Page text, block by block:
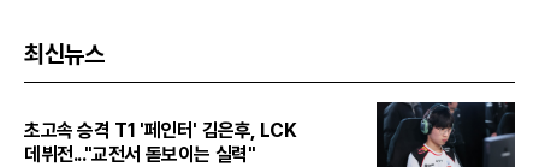
최신뉴스
초고속 승격 T1 '페인터' 김은후, LCK
데뷔전..."교전서 돋보이는 실력"